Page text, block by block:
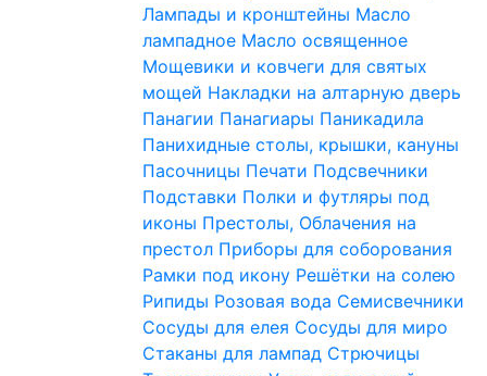
Лампады и кронштейны Масло
лампадное Масло освященное
Мощевики и ковчеги для святых
мощей Накладки на алтарную дверь
Панагии Панагиары Паникадила
Панихидные столы, крышки, кануны
Пасочницы Печати Подсвечники
Подставки Полки и футляры под
иконы Престолы, Облачения на
престол Приборы для соборования
Рамки под икону Решётки на солею
Рипиды Розовая вода Семисвечники
Сосуды для елея Сосуды для миро
Стаканы для лампад Стрючицы